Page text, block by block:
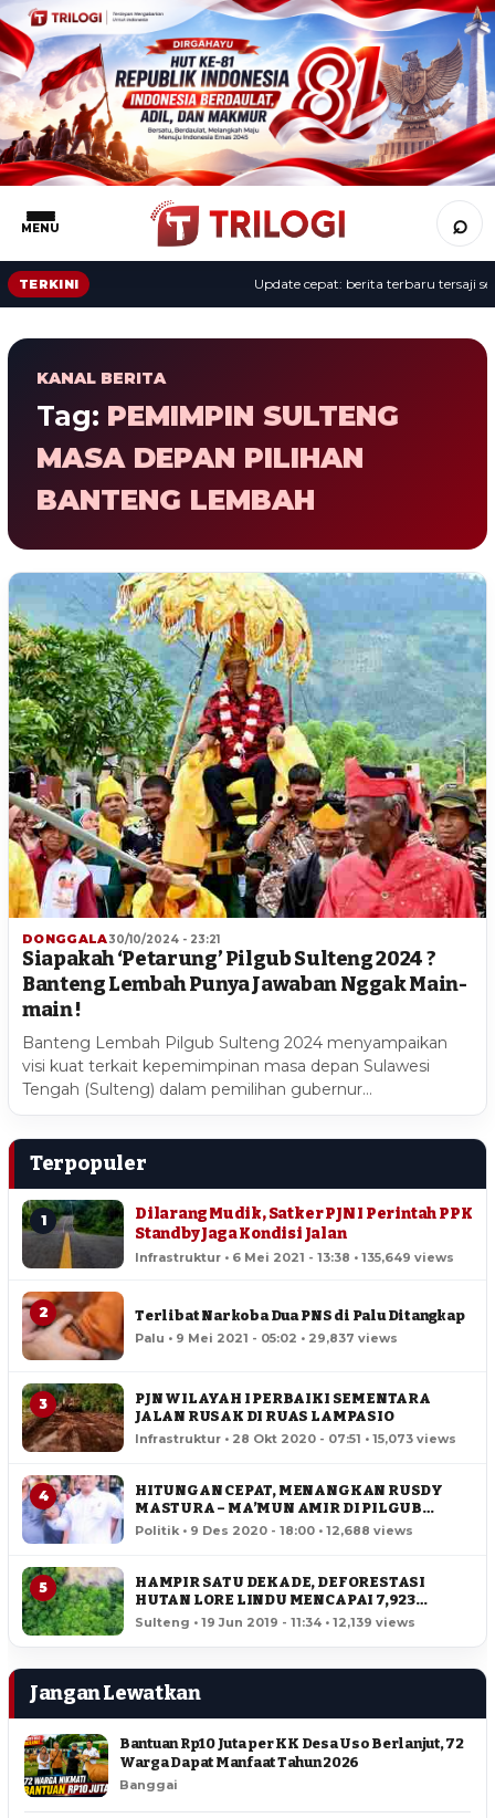
MENU ⌕
TERKINI Update cepat: berita terbaru tersaji
KANAL BERITA
Tag: PEMIMPIN SULTENG
MASA DEPAN PILIHAN
BANTENG LEMBAH
DONGGALA30/10/2024 - 23:21
Siapakah ‘Petarung’ Pilgub Sulteng 2024 ?
Banteng Lembah Punya Jawaban Nggak Main-
main !
Banteng Lembah Pilgub Sulteng 2024 menyampaikan
visi kuat terkait kepemimpinan masa depan Sulawesi
Tengah (Sulteng) dalam pemilihan gubernur…
Terpopuler
1
Dilarang Mudik, Satker PJN I Perintah PPK
Standby Jaga Kondisi Jalan
Infrastruktur • 6 Mei 2021 - 13:38 • 135,649 views
2 Terlibat Narkoba Dua PNS di Palu Ditangkap
Palu • 9 Mei 2021 - 05:02 • 29,837 views
3
PJN WILAYAH I PERBAIKI SEMENTARA
JALAN RUSAK DI RUAS LAMPASIO
Infrastruktur • 28 Okt 2020 - 07:51 • 15,073 views
4
HITUNGAN CEPAT, MENANGKAN RUSDY
MASTURA – MA’MUN AMIR DI PILGUB
SULTENG
Politik • 9 Des 2020 - 18:00 • 12,688 views
5
HAMPIR SATU DEKADE, DEFORESTASI
HUTAN LORE LINDU MENCAPAI 7,923
HEKTAR
Sulteng • 19 Jun 2019 - 11:34 • 12,139 views
Jangan Lewatkan
Bantuan Rp10 Juta per KK Desa Uso Berlanjut, 72
Warga Dapat Manfaat Tahun 2026
Banggai